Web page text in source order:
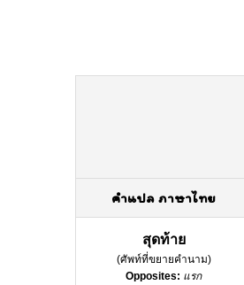
คำแปล ภาษาไทย
สุดท้าย
(ศัพท์ที่ขยายคำนาม)
Opposites: แรก